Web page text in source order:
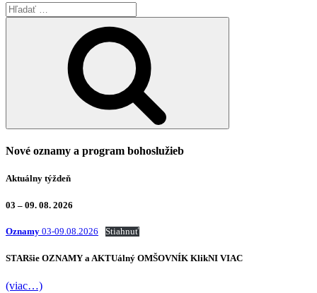
Hľadať:
Nové oznamy a program bohoslužieb
Aktuálny týždeň
03 – 09. 08. 2026
Oznamy 03-09.08.2026 Stiahnuť
STARšie OZNAMY a AKTUálný OMŠOVNÍK KlikNI VIAC
(viac…)